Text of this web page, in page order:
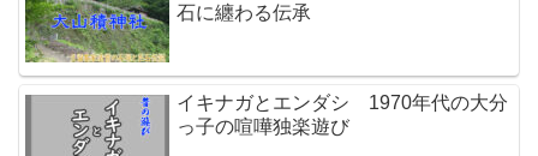
石に纏わる伝承
イキナガとエンダシ 1970年代の大分
っ子の喧嘩独楽遊び